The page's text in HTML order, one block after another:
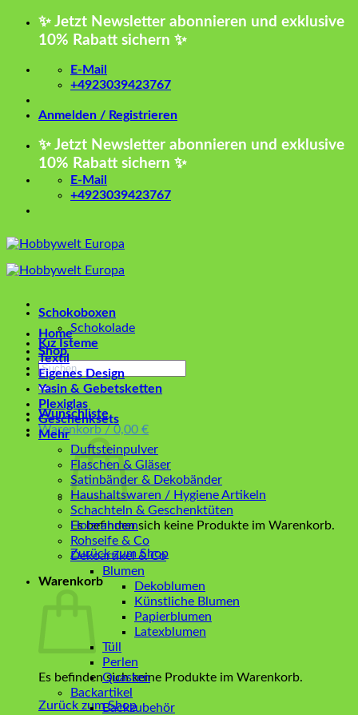
Zum
✨ Jetzt Newsletter abonnieren und exklusive
10% Rabatt sichern ✨
E-Mail
+4923039423767
Anmelden / Registrieren
✨ Jetzt Newsletter abonnieren und exklusive
10% Rabatt sichern ✨
E-Mail
+4923039423767
Home
Shop
Suchen
nach:
Wunschliste
Warenkorb / 0,00 €
Es befinden sich keine Produkte im Warenkorb.
Zurück zum Shop
Warenkorb
Es befinden sich keine Produkte im Warenkorb.
Zurück zum Shop
Schokoboxen
Schokolade
Kız İsteme
Textil
Eigenes Design
Yasin & Gebetsketten
Plexiglas
Geschenksets
Mehr
Duftsteinpulver
Flaschen & Gläser
Satinbänder & Dekobänder
Haushaltswaren / Hygiene Artikeln
Schachteln & Geschenktüten
Holzrahmen
Rohseife & Co
Dekoartikel & Co
Blumen
Dekoblumen
Künstliche Blumen
Papierblumen
Latexblumen
Tüll
Perlen
Quasten
Backartikel
Backzubehör